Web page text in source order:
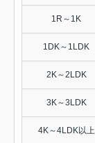
1R～1K
1DK～1LDK
2K～2LDK
3K～3LDK
4K～4LDK以上